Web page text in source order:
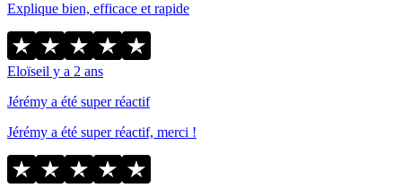
Explique bien, efficace et rapide
Eloïseil y a 2 ans
Jérémy a été super réactif
Jérémy a été super réactif, merci !